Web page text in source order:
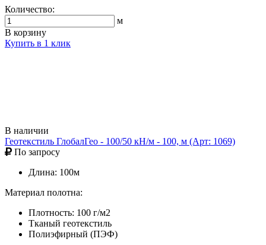
Количество:
м
В корзину
Купить в 1 клик
В наличии
Геотекстиль ГлобалГео - 100/50 кН/м - 100, м (Арт: 1069)
По запросу
Длина: 100м
Материал полотна:
Плотность: 100 г/м2
Тканый геотекстиль
Полиэфирный (ПЭФ)